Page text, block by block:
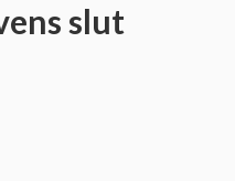
slut